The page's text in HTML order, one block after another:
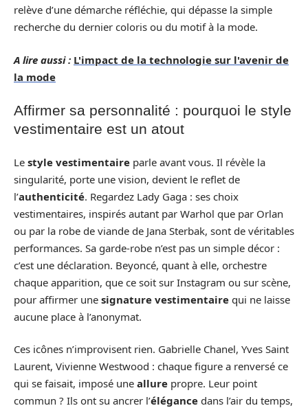
relève d’une démarche réfléchie, qui dépasse la simple
recherche du dernier coloris ou du motif à la mode.
A lire aussi : L'impact de la technologie sur l'avenir de
la mode
Affirmer sa personnalité : pourquoi le style
vestimentaire est un atout
Le style vestimentaire parle avant vous. Il révèle la
singularité, porte une vision, devient le reflet de
l’authenticité. Regardez Lady Gaga : ses choix
vestimentaires, inspirés autant par Warhol que par Orlan
ou par la robe de viande de Jana Sterbak, sont de véritables
performances. Sa garde-robe n’est pas un simple décor :
c’est une déclaration. Beyoncé, quant à elle, orchestre
chaque apparition, que ce soit sur Instagram ou sur scène,
pour affirmer une signature vestimentaire qui ne laisse
aucune place à l’anonymat.
Ces icônes n’improvisent rien. Gabrielle Chanel, Yves Saint
Laurent, Vivienne Westwood : chaque figure a renversé ce
qui se faisait, imposé une allure propre. Leur point
commun ? Ils ont su ancrer l’élégance dans l’air du temps,